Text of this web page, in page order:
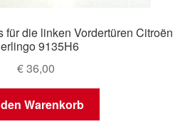
für die linken Vordertüren Citroën
9135H6
€36,00
Warenkorb